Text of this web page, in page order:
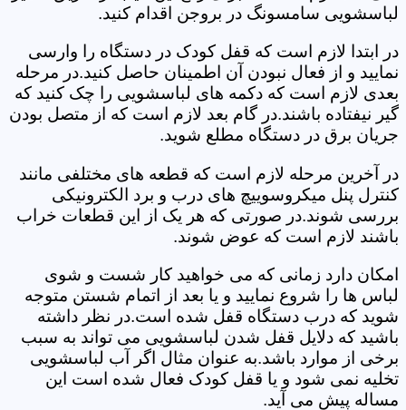
لباسشویی سامسونگ در بروجن اقدام کنید.
در ابتدا لازم است که قفل کودک در دستگاه را وارسی
نمایید و از فعال نبودن آن اطمینان حاصل کنید.در مرحله
بعدی لازم است که دکمه های لباسشویی را چک کنید که
گیر نیفتاده باشند.در گام بعد لازم است که از متصل بودن
جریان برق در دستگاه مطلع شوید.
در آخرین مرحله لازم است که قطعه های مختلفی مانند
کنترل پنل میکروسوییچ های درب و برد الکترونیکی
بررسی شوند.در صورتی که هر یک از این قطعات خراب
باشند لازم است که عوض شوند.
امکان دارد زمانی که می خواهید کار شست و شوی
لباس ها را شروع نمایید و یا بعد از اتمام شستن متوجه
شوید که درب دستگاه قفل شده است.در نظر داشته
باشید که دلایل قفل شدن لباسشویی می تواند به سبب
برخی از موارد باشد.به عنوان مثال اگر آب لباسشویی
تخلیه نمی شود و یا قفل کودک فعال شده است این
مساله پیش می آید.